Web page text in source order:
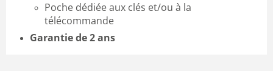
Poche dédiée aux clés et/ou à la
télécommande
Garantie de 2 ans